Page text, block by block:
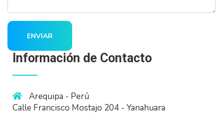
ENVIAR
Información de Contacto
Arequipa - Perú
Calle Francisco Mostajo 204 - Yanahuara